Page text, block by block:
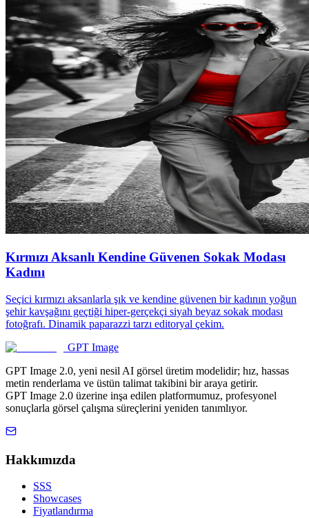
Kırmızı Aksanlı Kendine Güvenen Sokak Modası
Kadını
Seçici kırmızı aksanlarla şık ve kendine güvenen bir kadının yoğun
şehir kavşağını geçtiği hiper-gerçekçi siyah beyaz sokak modası
fotoğrafı. Dinamik paparazzi tarzı editoryal çekim.
GPT Image
GPT Image 2.0, yeni nesil AI görsel üretim modelidir; hız, hassas
metin renderlama ve üstün talimat takibini bir araya getirir.
GPT Image 2.0 üzerine inşa edilen platformumuz, profesyonel
sonuçlarla görsel çalışma süreçlerini yeniden tanımlıyor.
Hakkımızda
SSS
Showcases
Fiyatlandırma